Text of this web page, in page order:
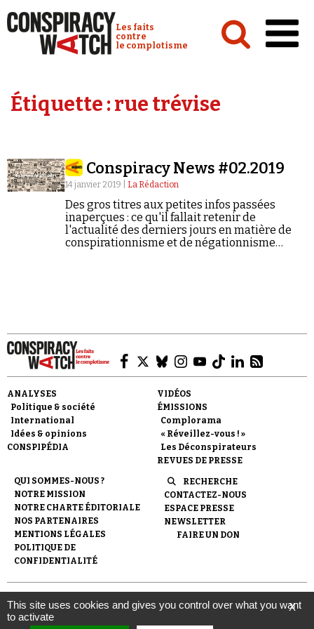
Conspiracy Watch :
Les faits
contre
le complotisme
Analyses
Vidéos
Revues de presse
Faire un don
Demander à Vera
Étiquette :rue trévise
Conspiracy News #02.2019
14 janvier 2019 | La Rédaction
Des gros titres aux petites infos passées
inaperçues : ce qu'il fallait retenir de
l'actualité des derniers jours en matière de
conspirationnisme et de négationnisme
ANALYSES
Politique & société
International
Idées & opinions
CONSPIPÉDIA
VIDÉOS
ÉMISSIONS
Complorama
« Réveillez-vous ! »
Les Déconspirateurs
REVUES DE PRESSE
QUI SOMMES-NOUS ?
NOTRE MISSION
NOTRE CHARTE ÉDITORIALE
NOS PARTENAIRES
MENTIONS LÉGALES
POLITIQUE DE
CONFIDENTIALITÉ
RECHERCHE
CONTACTEZ-NOUS
ESPACE PRESSE
NEWSLETTER
FAIRE UN DON
© 2007- 2026 Conspiracy Watch | Une réalisation de
l'Observatoire du conspirationnisme (association loi de 1901) avec
le soutien de la Fondation pour la Mémoire de la Shoah.
X
This site uses cookies and gives you control over what you want
to activate